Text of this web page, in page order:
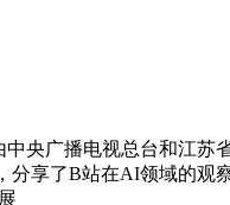
央广播电视总台和江
享了B站在AI领域的